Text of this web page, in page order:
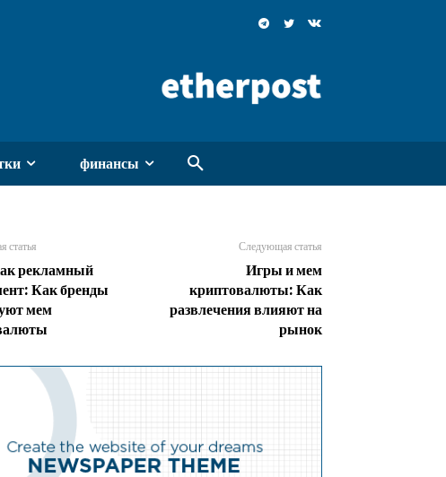
финансы
статья
рекламный
Как бренды
мем
Следующая статья
Игры и мем
криптовалюты: Как
развлечения влияют на
рынок